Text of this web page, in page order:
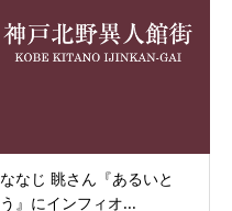
ななじ 眺さん『あるいと
う』にインフィオ...